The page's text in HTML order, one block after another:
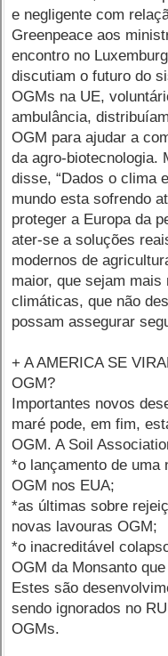
e negligente com
Greenpeace aos
encontro no
discutiam o futuro do
OGMs na UE,
ambulância,
OGM para ajudar a
da agro-biotecnologia.
disse, “Dados o clima
mundo esta sofrendo
proteger a Europa da
ater-se a soluções
modernos de
maior, que sejam
climáticas, que não
possam assegurar
+ A AMERICA SE
OGM?
Importantes novos
maré pode, em fim,
OGM. A Soil
*o lançamento de uma
OGM nos EUA;
*as últimas sobre
novas lavouras OGM;
*o inacreditável
OGM da Monsanto
Estes são
sendo ignorados no
OGMs.